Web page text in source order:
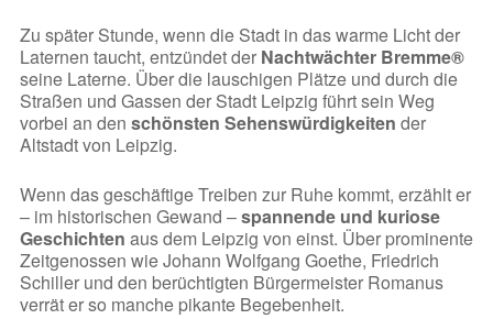
Zu später Stunde, wenn die Stadt in das warme Licht der
Laternen taucht, entzündet der Nachtwächter Bremme®
seine Laterne. Über die lauschigen Plätze und durch die
Straßen und Gassen der Stadt Leipzig führt sein Weg
vorbei an den schönsten Sehenswürdigkeiten der
Altstadt von Leipzig.
Wenn das geschäftige Treiben zur Ruhe kommt, erzählt er
– im historischen Gewand –spannende und kuriose
Geschichten aus dem Leipzig von einst. Über prominente
Zeitgenossen wie Johann Wolfgang Goethe, Friedrich
Schiller und den berüchtigten Bürgermeister Romanus
verrät er so manche pikante Begebenheit.